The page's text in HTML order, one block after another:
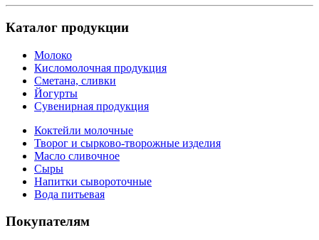
Каталог продукции
Молоко
Кисломолочная продукция
Сметана, сливки
Йогурты
Сувенирная продукция
Коктейли молочные
Творог и сырково-творожные изделия
Масло сливочное
Сыры
Напитки сывороточные
Вода питьевая
Покупателям